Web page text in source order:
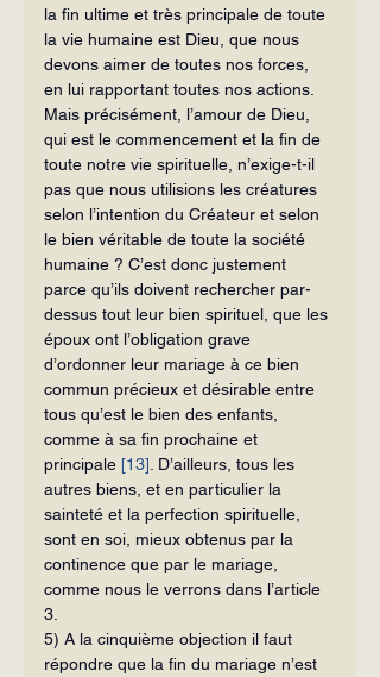
la fin ultime et très principale de toute
la vie humaine est Dieu, que nous
devons aimer de toutes nos forces,
en lui rapportant toutes nos actions.
Mais précisément, l’amour de Dieu,
qui est le commencement et la fin de
toute notre vie spirituelle, n’exige-t-il
pas que nous utilisions les créatures
selon l’intention du Créateur et selon
le bien véritable de toute la société
humaine ? C’est donc justement
parce qu’ils doivent rechercher par-
dessus tout leur bien spirituel, que les
époux ont l’obliga­tion grave
d’ordonner leur mariage à ce bien
commun précieux et désirable entre
tous qu’est le bien des enfants,
comme à sa fin prochaine et
principale [13] . D’ail­leurs, tous les
autres biens, et en particulier la
sainteté et la perfection spirituelle,
sont en soi, mieux obtenus par la
continence que par le mariage,
comme nous le verrons dans l’article
3.
5) A la cinquième objection il faut
répondre que la fin du mariage n’est